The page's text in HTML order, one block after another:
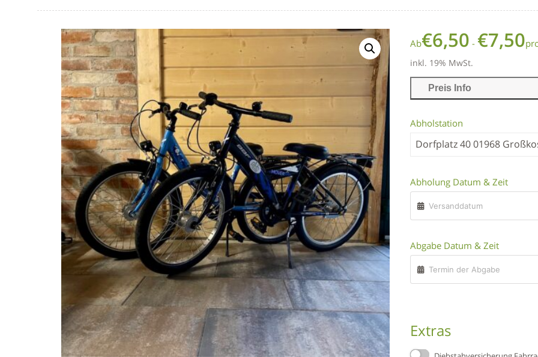
Ab€6,50 - €7,50
inkl. 19% MwSt.
Preis Info
Abholstation
Dorfplatz 40 01968
Abholung Datum & Zeit
Abgabe Datum & Zeit
Extras